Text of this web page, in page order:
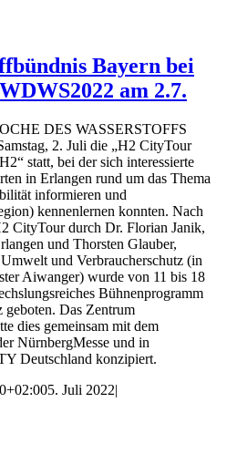
Bayern bei
am 2.7.
DES WASSERSTOFFS
2. Juli die „H2 CityTour
statt, bei der sich interessierte
in Erlangen rund um das Thema
informieren und
kennenlernen konnten. Nach
CityTour durch Dr. Florian Janik,
und Thorsten Glauber,
und Verbraucherschutz (in
Aiwanger) wurde von 11 bis 18
Bühnenprogramm
geboten. Das Zentrum
dies gemeinsam mit dem
NürnbergMesse und in
Deutschland konzipiert.
5. Juli 2022|